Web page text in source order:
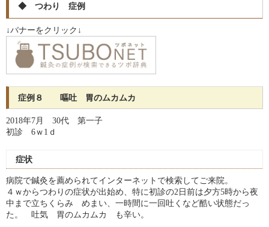
◆ つわり 症例
↓バナーをクリック↓
症例８ 嘔吐 胃のムカムカ
2018年7月 30代 第一子
初診 6ｗ1ｄ
症状
病院で鍼灸を薦められてインターネットで検索してご来院。
４ｗからつわりの症状が出始め、特に初診の2日前は夕方5時から夜
中まで立ちくらみ めまい、一時間に一回吐くなど酷い状態だっ
た。 吐気 胃のムカムカ も辛い。